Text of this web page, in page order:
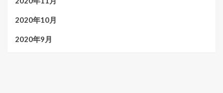
2020年10月
2020年9月